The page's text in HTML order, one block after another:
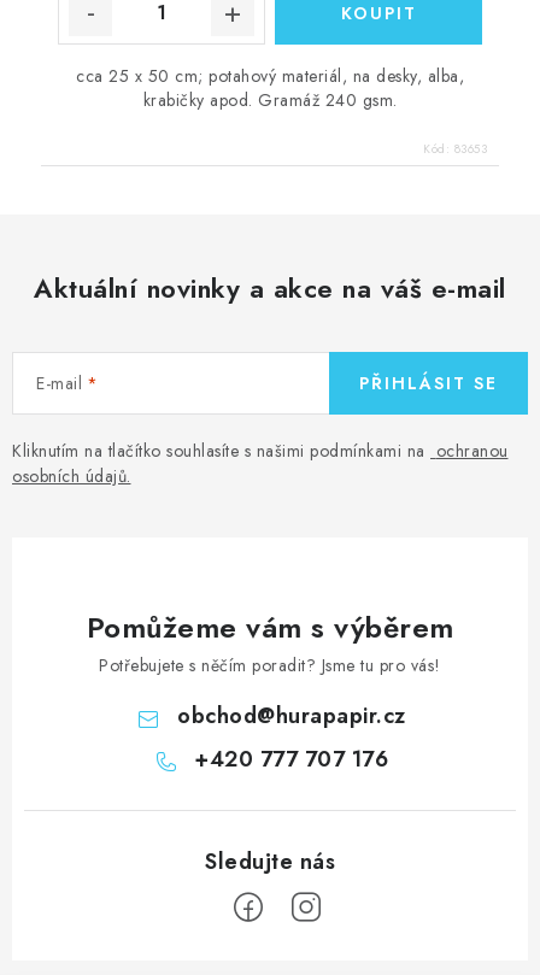
cca 25 x 50 cm; potahový materiál, na desky, alba,
krabičky apod. Gramáž 240 gsm.
Kód: 83653
Aktuální novinky a akce na váš e-mail
E-mail
Kliknutím na tlačítko souhlasíte s našimi podmínkami na ochranou
osobních údajů.
PŘIHLÁSIT SE
Pomůžeme vám s výběrem
Potřebujete s něčím poradit? Jsme tu pro vás!
obchod@hurapapir.cz
+420 777 707 176